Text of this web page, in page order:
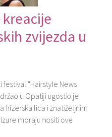
zvijezda u
"Hairstyle News
u Opatiji ugostio je
frizerska lica i znatiželjnim
moraju nositi ove